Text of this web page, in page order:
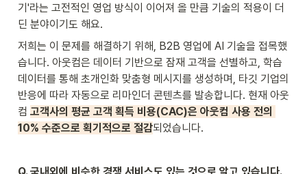
기'라는 고전적인 영업 방식이 이어져 올 만큼 기술의 적용이 더
딘 분야이기도 해요.
저희는 이 문제를 해결하기 위해, B2B 영업에 AI 기술을 접목했
습니다. 아웃컴은 데이터 기반으로 잠재 고객을 선별하고, 학습
데이터를 통해 초개인화 맞춤형 메시지를 생성하며, 타깃 기업의
반응에 따라 자동으로 리마인더 콘텐츠를 발송합니다. 현재 아웃
컴 고객사의 평균 고객 획득 비용(CAC)은 아웃컴 사용 전의
10% 수준으로 획기적으로 절감되었습니다.